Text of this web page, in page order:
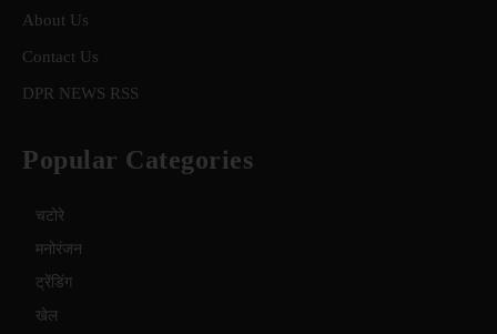
About Us
Contact Us
DPR NEWS RSS
Popular Categories
चटोरे
मनोरंजन
ट्रेंडिंग
खेल